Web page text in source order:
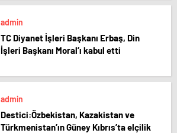
admin
TC Diyanet İşleri Başkanı Erbaş, Din
İşleri Başkanı Moral’ı kabul etti
admin
Destici:Özbekistan, Kazakistan ve
Türkmenistan’ın Güney Kıbrıs’ta elçilik